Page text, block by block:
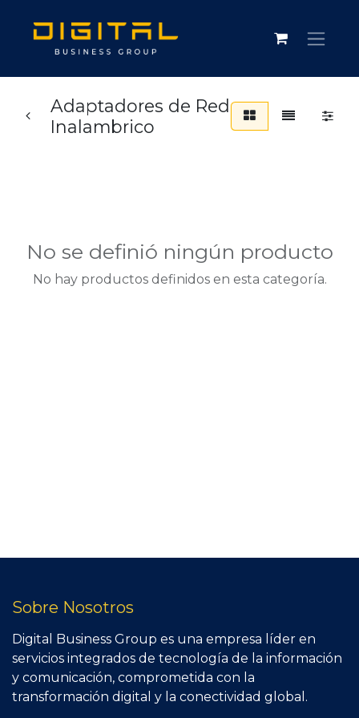
Adaptadores de Red
Inalambrico
No se definió ningún producto
No hay productos definidos en esta categoría.
Sobre Nosotros
Digital Business Group es una empresa líder en
servicios integrados de tecnología de la información
y comunicación, comprometida con la
transformación digital y la conectividad global.